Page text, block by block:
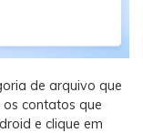
de arquivo que
os contatos que
e clique em